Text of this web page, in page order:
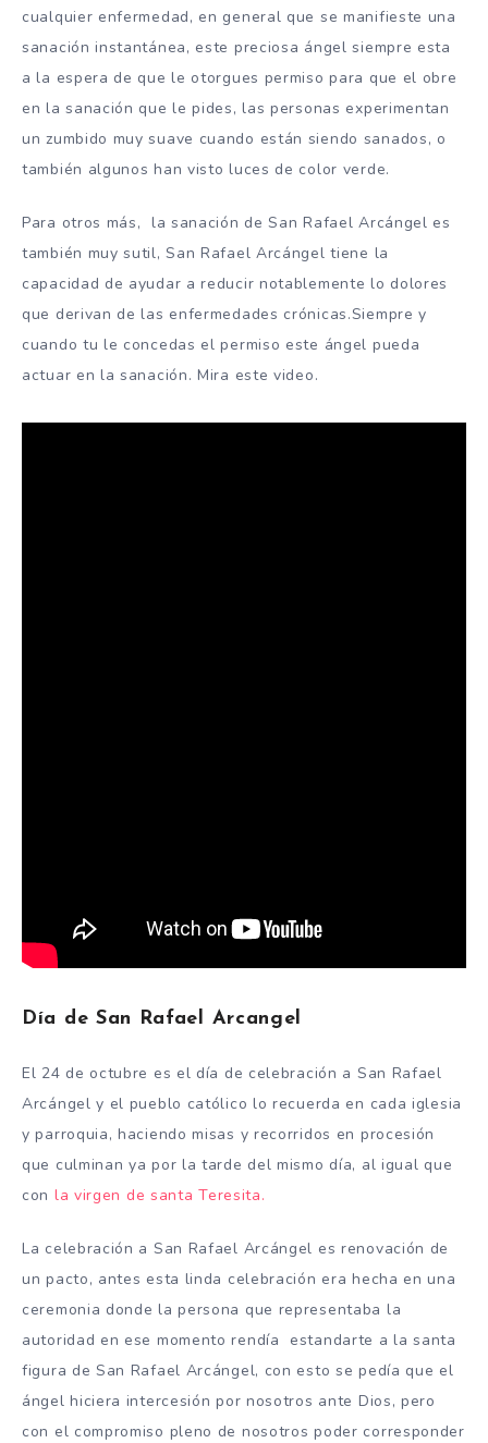
cualquier enfermedad, en general que se manifieste una
sanación instantánea, este preciosa ángel siempre esta
a la espera de que le otorgues permiso para que el obre
en la sanación que le pides, las personas experimentan
un zumbido muy suave cuando están siendo sanados, o
también algunos han visto luces de color verde.
Para otros más, la sanación de San Rafael Arcángel es
también muy sutil, San Rafael Arcángel tiene la
capacidad de ayudar a reducir notablemente lo dolores
que derivan de las enfermedades crónicas.Siempre y
cuando tu le concedas el permiso este ángel pueda
actuar en la sanación. Mira este video.
Día de San Rafael Arcangel
El 24 de octubre es el día de celebración a San Rafael
Arcángel y el pueblo católico lo recuerda en cada iglesia
y parroquia, haciendo misas y recorridos en procesión
que culminan ya por la tarde del mismo día, al igual que
con la virgen de santa Teresita.
La celebración a San Rafael Arcángel es renovación de
un pacto, antes esta linda celebración era hecha en una
ceremonia donde la persona que representaba la
autoridad en ese momento rendía estandarte a la santa
figura de San Rafael Arcángel, con esto se pedía que el
ángel hiciera intercesión por nosotros ante Dios, pero
con el compromiso pleno de nosotros poder corresponder